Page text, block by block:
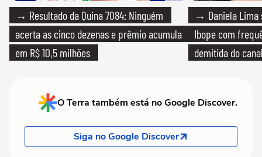
→ Resultado da Quina 7084: Ninguém
acerta as cinco dezenas e prêmio acumula
em R$ 10,5 milhões
→ Daniela Lima
Ibope com
demitida do
O Terra também está no Google Discover.
Siga no Google Discover